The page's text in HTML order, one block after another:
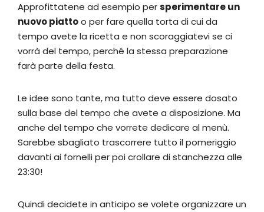
Approfittatene ad esempio persperimentare un
nuovo piattoo per fare quella torta di cui da
tempo avete la ricetta e non scoraggiatevi se ci
vorrà del tempo, perché la stessa preparazione
farà parte della festa.
Le idee sono tante, ma tutto deve essere dosato
sulla base del tempo che avete a disposizione. Ma
anche del tempo che vorrete dedicare al menù.
Sarebbe sbagliato trascorrere tutto il pomeriggio
davanti ai fornelli per poi crollare di stanchezza alle
23:30!
Quindi decidete in anticipo se volete organizzare un